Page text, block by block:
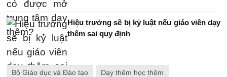
Hiệu trưởng sẽ bị kỷ luật nếu giáo viên dạy
thêm sai quy định
Bộ Giáo dục và Đào tạo Dạy thêm học thêm